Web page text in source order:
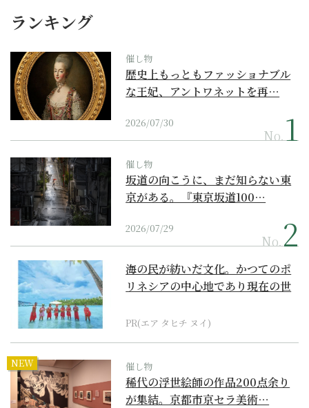
ランキング
催し物
歴史上もっともファッショナブル
な王妃、アントワネットを再…
2026/07/30
No.
催し物
坂道の向こうに、まだ知らない東
京がある。『東京坂道100…
2026/07/29
No.
海の民が紡いだ文化。かつてのポ
リネシアの中心地であり現在の世
PR(エア タヒチ ヌイ)
NEW 催し物
稀代の浮世絵師の作品200点余り
が集結。京都市京セラ美術…